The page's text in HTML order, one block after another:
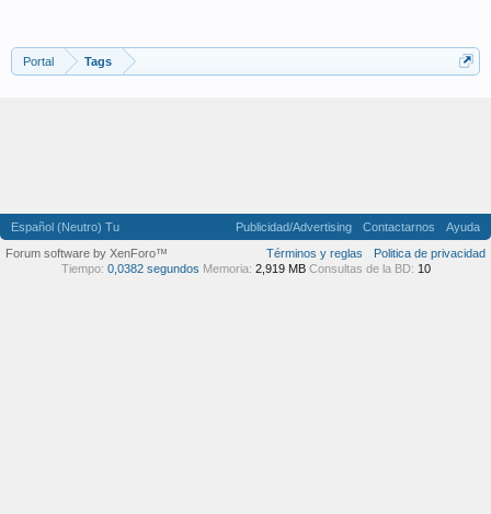
Portal Tags
Español (Neutro) Tu Publicidad/Advertising Contactarnos
Ayuda
Términos y reglas
Politica de privacidad
Forum software by XenForo™
Tiempo: 0,0382 segundos Memoria: 2,919 MB Consultas de la BD: 10